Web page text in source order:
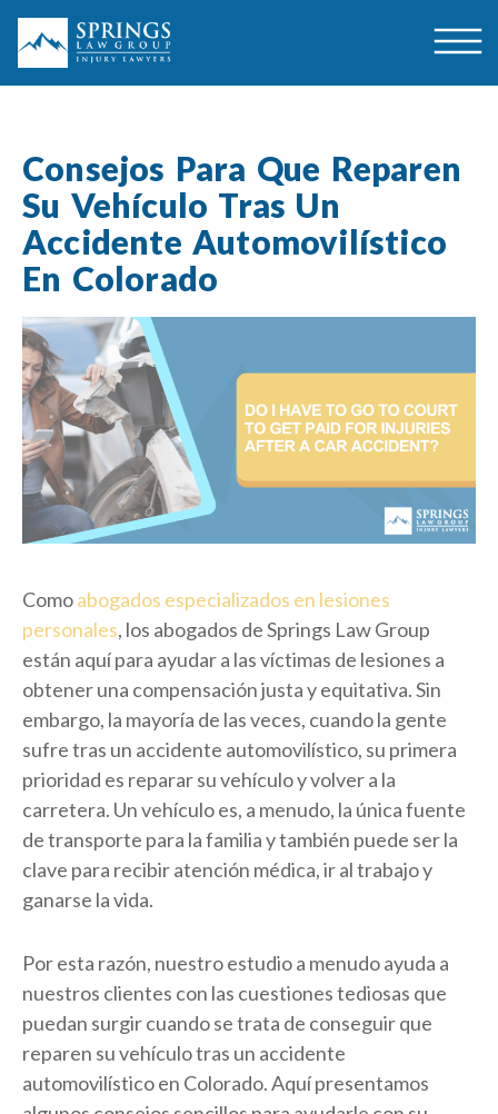
Consejos Para Que Reparen
Su Vehículo Tras Un
Accidente Automovilístico
En Colorado
Comoabogados especializados en lesiones
personales, los abogados de Springs Law Group
están aquí para ayudar a las víctimas de lesiones a
obtener una compensación justa y equitativa. Sin
embargo, la mayoría de las veces, cuando la gente
sufre tras un accidente automovilístico, su primera
prioridad es reparar su vehículo y volver a la
carretera. Un vehículo es, a menudo, la única fuente
de transporte para la familia y también puede ser la
clave para recibir atención médica, ir al trabajo y
ganarse la vida.
Por esta razón, nuestro estudio a menudo ayuda a
nuestros clientes con las cuestiones tediosas que
puedan surgir cuando se trata de conseguir que
reparen su vehículo tras un accidente
automovilístico en Colorado. Aquí presentamos